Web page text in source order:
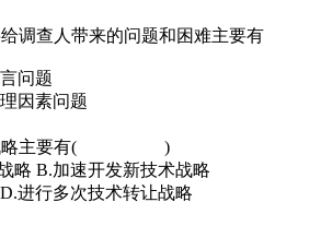
调查人带来的问题和困难主要有
问题
因素问题
的战略主要有( )
略 B.加速开发新技术战略
进行多次技术转让战略